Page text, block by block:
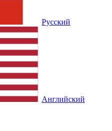
Русский
Английский